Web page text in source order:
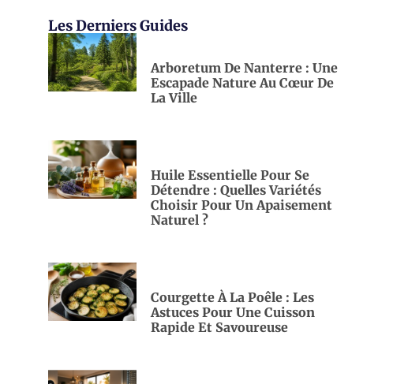
Les Derniers Guides
Arboretum De Nanterre : Une
Escapade Nature Au Cœur De
La Ville
Huile Essentielle Pour Se
Détendre : Quelles Variétés
Choisir Pour Un Apaisement
Naturel ?
Courgette À La Poêle : Les
Astuces Pour Une Cuisson
Rapide Et Savoureuse